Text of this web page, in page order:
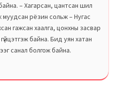
– Хагарсан, цантсан шил
муудсан рёзин сольж – Нугас
гажсан хаалга, цонхны засвар
байна. Бид уян хатан
санал болгож байна.